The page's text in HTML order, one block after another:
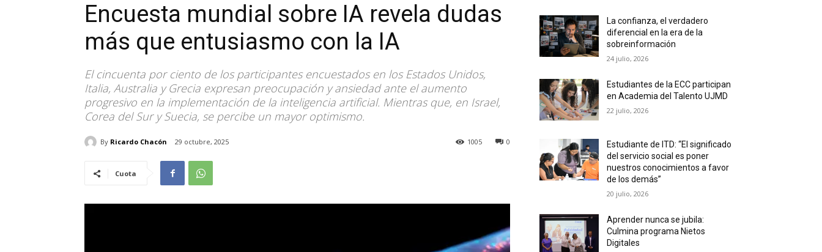
Encuesta mundial sobre IA revela dudas
más que entusiasmo con la IA
El cincuenta por ciento de los participantes encuestados en los Estados Unidos,
Italia, Australia y Grecia expresan preocupación y ansiedad ante el aumento
progresivo en la implementación de la inteligencia artificial. Mientras que, en Israel,
Corea del Sur y Suecia, se percibe un mayor optimismo.
By Ricardo Chacón 29 octubre, 2025 0
1005
Cuota
La confianza, el verdadero
diferencial en la era de la
sobreinformación
24 julio, 2026
Estudiantes de la ECC participan
en Academia del Talento UJMD
22 julio, 2026
Estudiante de ITD: “El significado
del servicio social es poner
nuestros conocimientos a favor
de los demás”
20 julio, 2026
Aprender nunca se jubila:
Culmina programa Nietos
Digitales